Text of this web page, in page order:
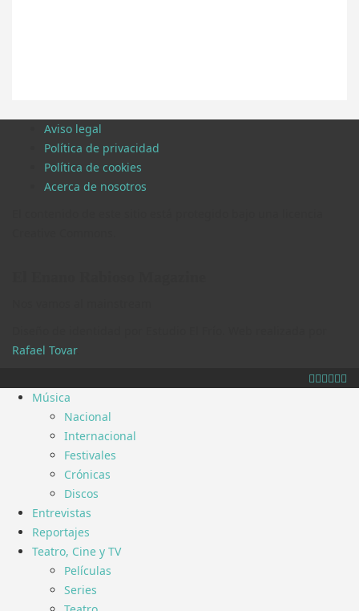
Aviso legal
Política de privacidad
Política de cookies
Acerca de nosotros
Rafael Tovar.
Música
Nacional
Internacional
Festivales
Crónicas
Discos
Entrevistas
Reportajes
Teatro, Cine y TV
Películas
Series